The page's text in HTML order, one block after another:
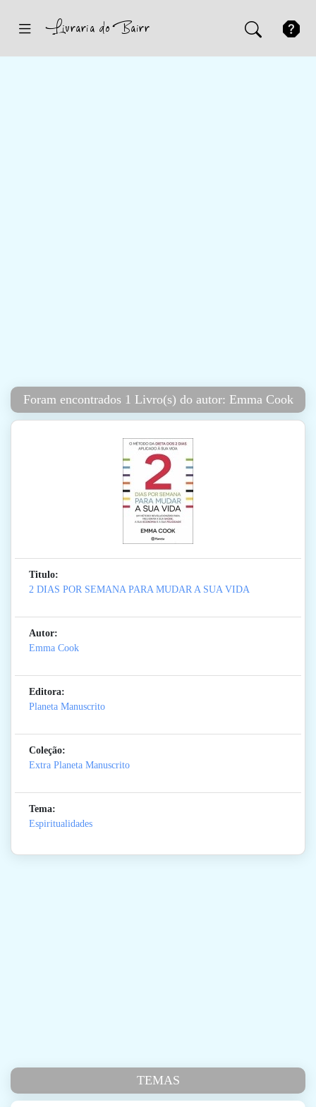
Foram encontrados 1 Livro(s) do autor: Emma Cook
Titulo:
2 DIAS POR SEMANA PARA MUDAR A SUA VIDA
Autor:
Emma Cook
Editora:
Planeta Manuscrito
Coleção:
Extra Planeta Manuscrito
Tema:
Espiritualidades
TEMAS